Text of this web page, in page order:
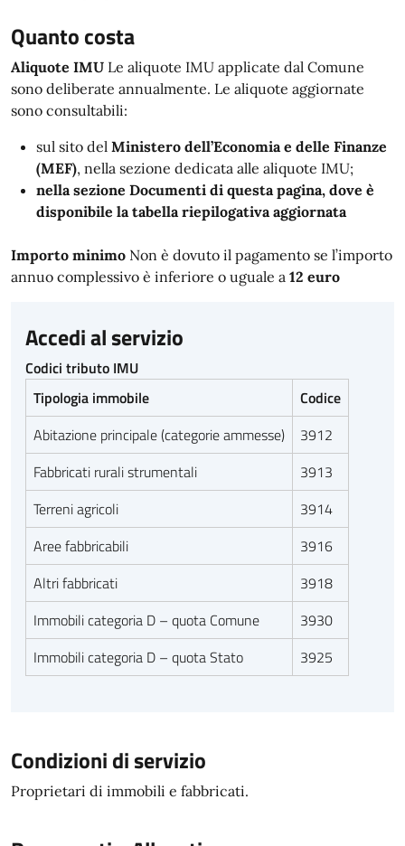
Quanto costa
Aliquote IMU Le aliquote IMU applicate dal Comune
sono deliberate annualmente. Le aliquote aggiornate
sono consultabili:
sul sito del Ministero dell’Economia e delle Finanze
(MEF), nella sezione dedicata alle aliquote IMU;
nella sezione Documenti di questa pagina, dove è
disponibile la tabella riepilogativa aggiornata
Importo minimo Non è dovuto il pagamento se l’importo
annuo complessivo è inferiore o uguale a 12 euro
Accedi al servizio
Codici tributo IMU
Tipologia immobile
Codice
Abitazione principale (categorie ammesse)
3912
Fabbricati rurali strumentali
3913
Terreni agricoli
3914
Aree fabbricabili
3916
Altri fabbricati
3918
Immobili categoria D – quota Comune
3930
Immobili categoria D – quota Stato
3925
Condizioni di servizio
Proprietari di immobili e fabbricati.